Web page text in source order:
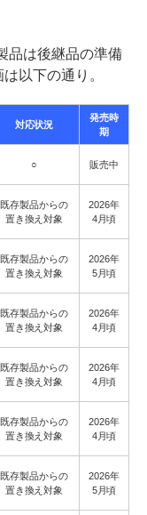
品は後継品の準備
以下の通り。
対応状況
発売時
期
○ 販売中
既存製品からの
置き換え対象
2026年
4月頃
既存製品からの
置き換え対象
2026年
5月頃
既存製品からの
置き換え対象
2026年
4月頃
既存製品からの
置き換え対象
2026年
4月頃
既存製品からの
置き換え対象
2026年
4月頃
既存製品からの
置き換え対象
2026年
5月頃